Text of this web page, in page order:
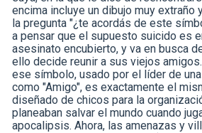
encima incluye un dibujo muy extraño
la pregunta "¿te acordás de este
a pensar que el supuesto suicido es
asesinato encubierto, y va en busca
ello decide reunir a sus viejos
ese símbolo, usado por el líder de
como "Amigo", es exactamente el
diseñado de chicos para la
planeaban salvar el mundo cuando
apocalipsis. Ahora, las amenazas y